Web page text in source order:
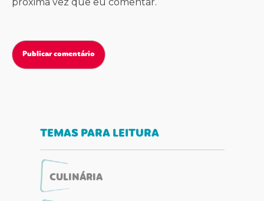
TEMAS PARA LEITURA
CULINÁRIA